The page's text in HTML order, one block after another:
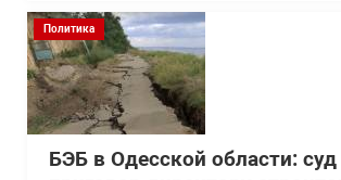
Политика
БЭБ в Одесской области: